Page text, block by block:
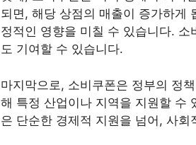
되면, 해당 상점의 매출이 증가하게
정적인 영향을 미칠 수 있습니다.
도 기여할 수 있습니다.
마지막으로, 소비쿠폰은 정부의 정
해 특정 산업이나 지역을 지원할 수
은 단순한 경제적 지원을 넘어, 사